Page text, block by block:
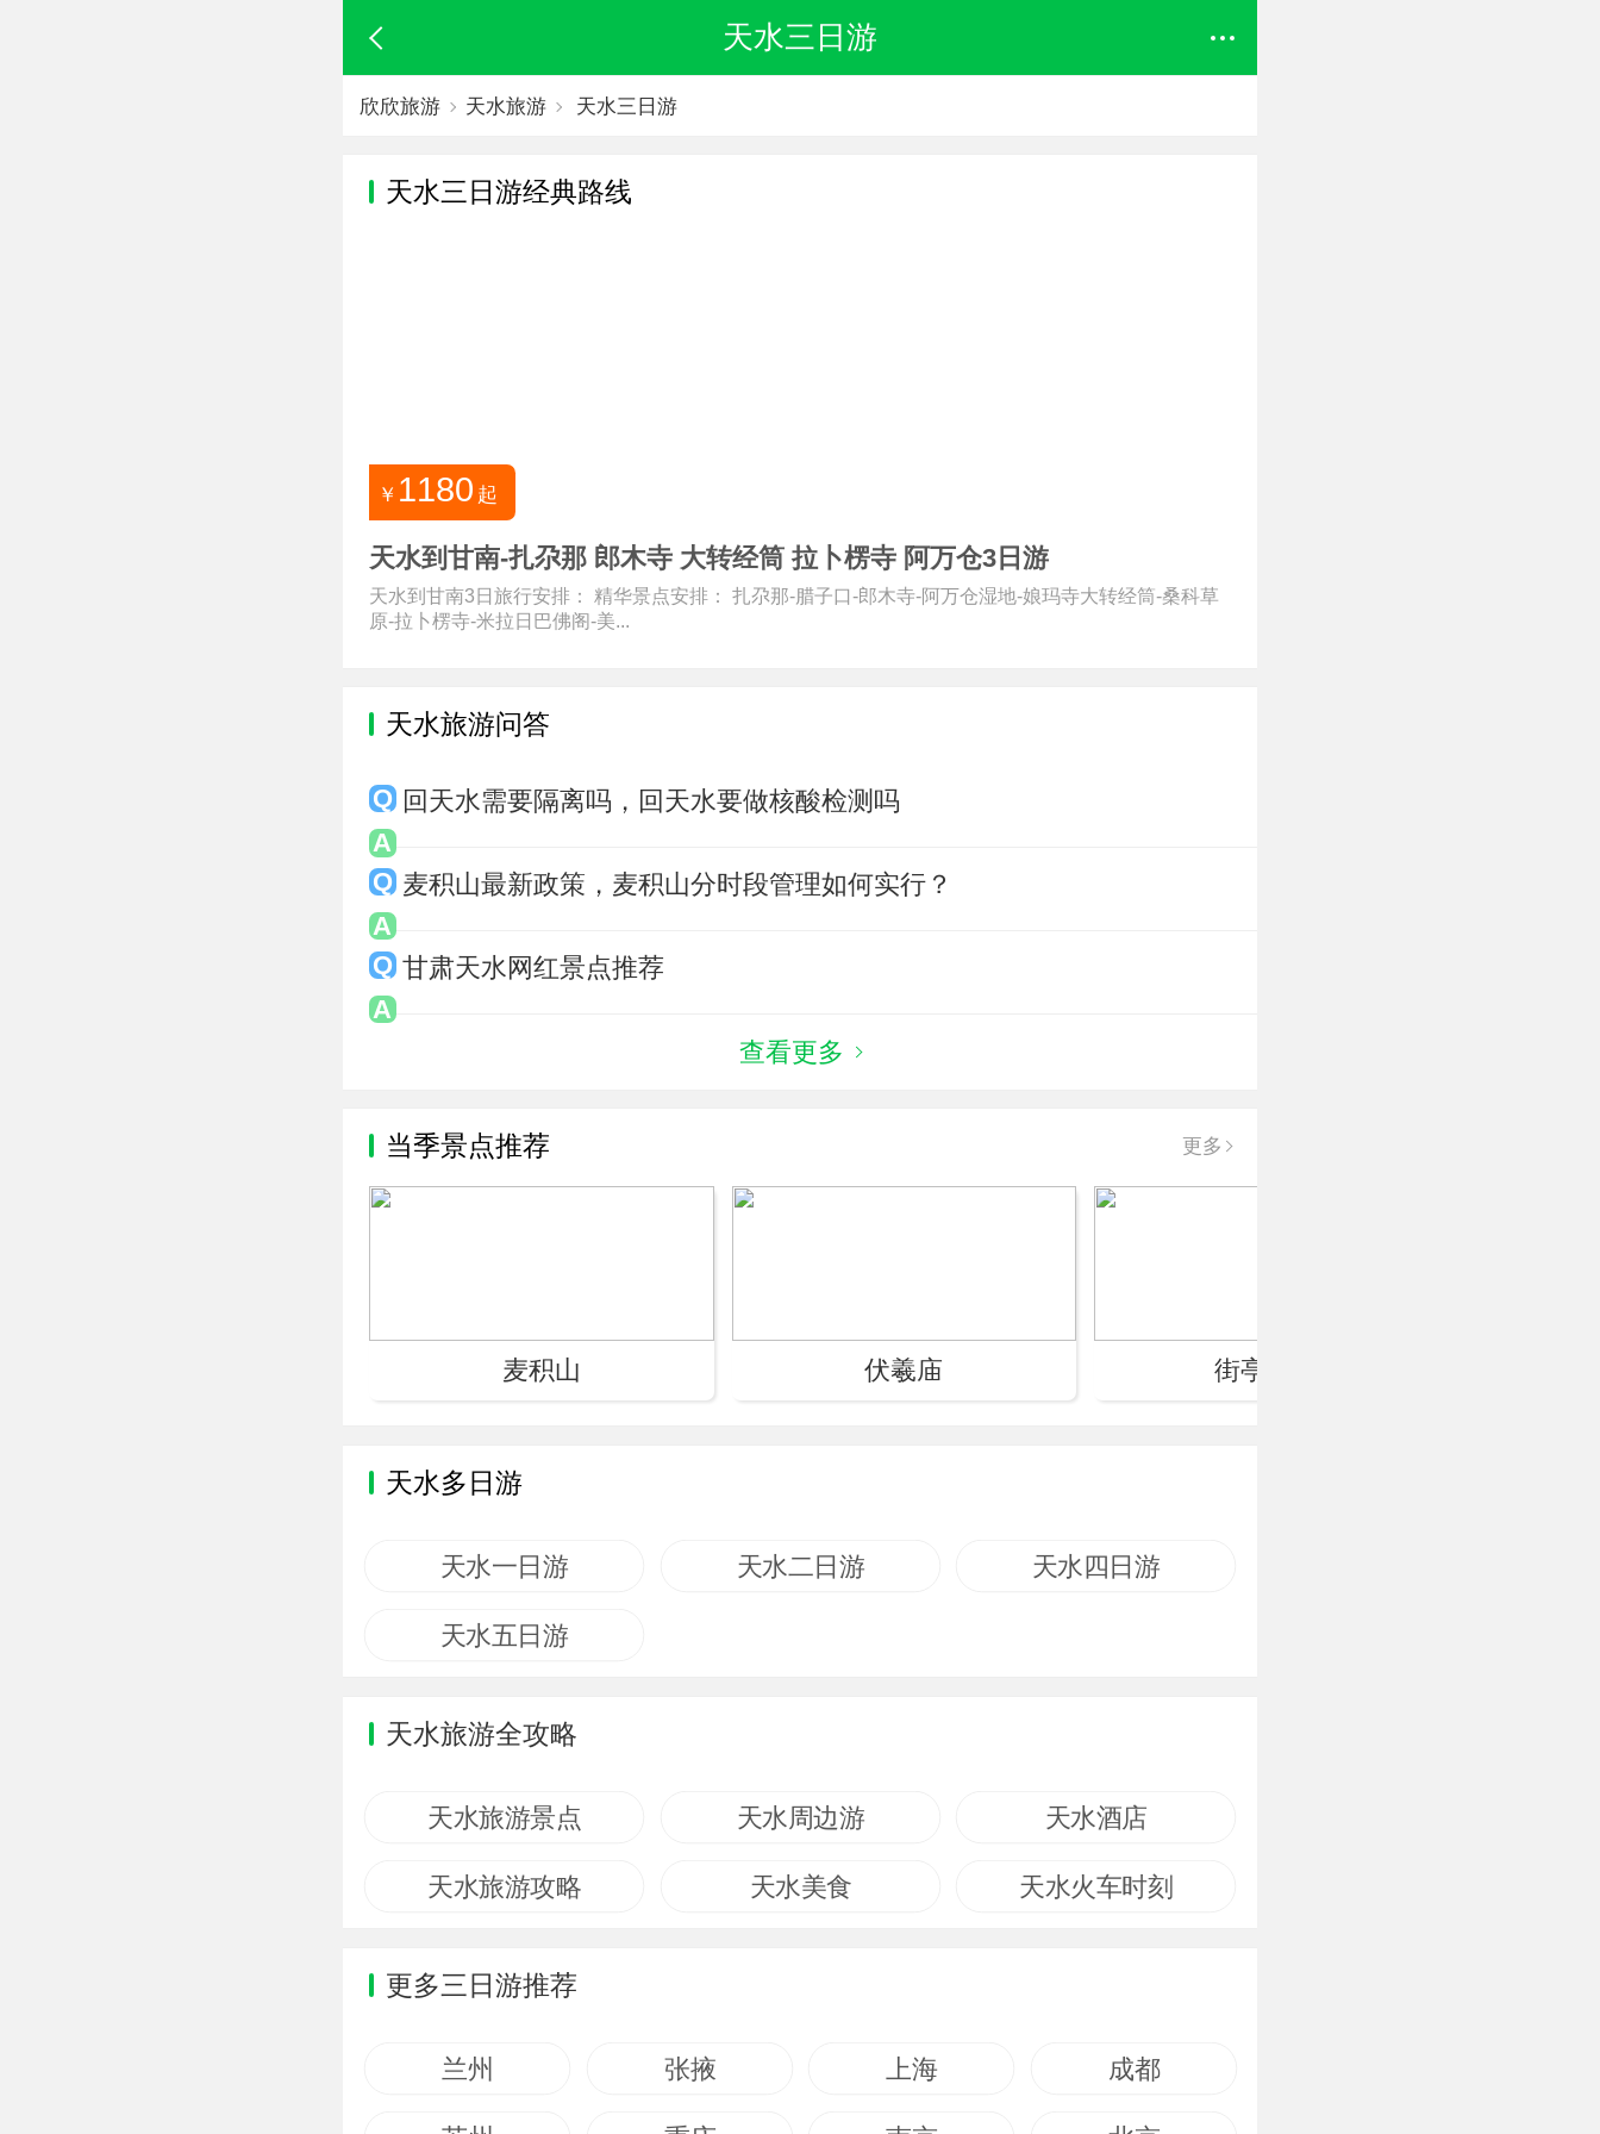
天水三日游
欣欣旅游 天水旅游 天水三日游
天水三日游经典路线
￥ 1180 起
天水到甘南-扎尕那 郎木寺 大转经筒 拉卜楞寺 阿万仓3日游
天水到甘南3日旅行安排： 精华景点安排： 扎尕那-腊子口-郎木寺-阿万仓湿地-娘玛寺大转经筒-桑科草
原-拉卜楞寺-米拉日巴佛阁-美...
天水旅游问答
回天水需要隔离吗，回天水要做核酸检测吗
麦积山最新政策，麦积山分时段管理如何实行？
甘肃天水网红景点推荐
查看更多
当季景点推荐 更多
麦积山 伏羲庙 街亭温泉
天水多日游
天水一日游 天水二日游 天水四日游
天水五日游
天水旅游全攻略
天水旅游景点 天水周边游 天水酒店
天水旅游攻略 天水美食 天水火车时刻
更多三日游推荐
兰州 张掖 上海 成都